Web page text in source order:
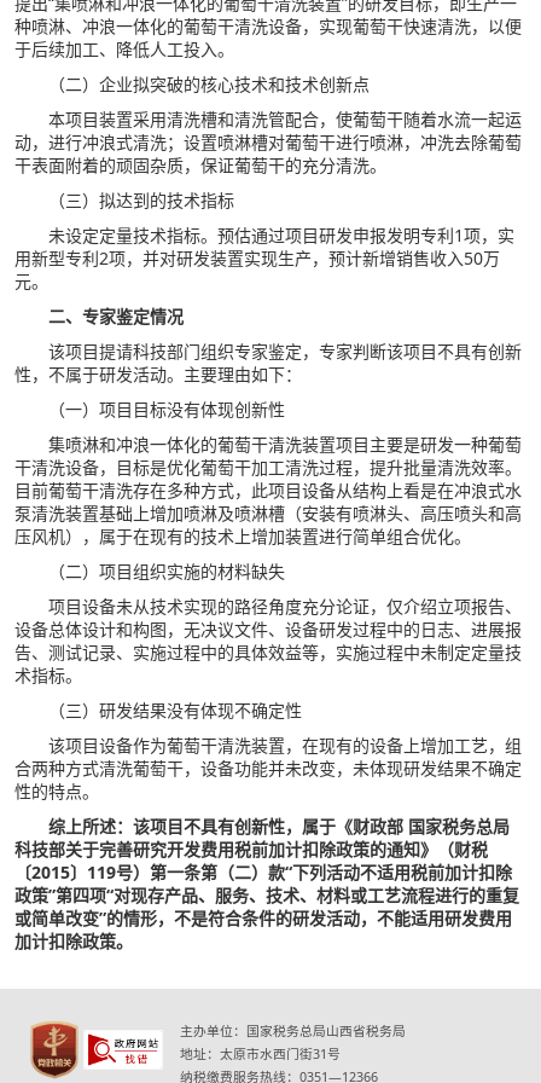
种喷淋、冲浪一体化的葡萄干清洗设备，实现葡萄干快速清洗，以便
于后续加工、降低人工投入。
（二）企业拟突破的核心技术和技术创新点
本项目装置采用清洗槽和清洗管配合，使葡萄干随着水流一起运
动，进行冲浪式清洗；设置喷淋槽对葡萄干进行喷淋，冲洗去除葡萄
干表面附着的顽固杂质，保证葡萄干的充分清洗。
（三）拟达到的技术指标
未设定定量技术指标。预估通过项目研发申报发明专利1项，实
用新型专利2项，并对研发装置实现生产，预计新增销售收入50万
元。
二、专家鉴定情况
该项目提请科技部门组织专家鉴定，专家判断该项目不具有创新
性，不属于研发活动。主要理由如下：
（一）项目目标没有体现创新性
集喷淋和冲浪一体化的葡萄干清洗装置项目主要是研发一种葡萄
干清洗设备，目标是优化葡萄干加工清洗过程，提升批量清洗效率。
目前葡萄干清洗存在多种方式，此项目设备从结构上看是在冲浪式水
泵清洗装置基础上增加喷淋及喷淋槽（安装有喷淋头、高压喷头和高
压风机），属于在现有的技术上增加装置进行简单组合优化。
（二）项目组织实施的材料缺失
项目设备未从技术实现的路径角度充分论证，仅介绍立项报告、
设备总体设计和构图，无决议文件、设备研发过程中的日志、进展报
告、测试记录、实施过程中的具体效益等，实施过程中未制定定量技
术指标。
（三）研发结果没有体现不确定性
该项目设备作为葡萄干清洗装置，在现有的设备上增加工艺，组
合两种方式清洗葡萄干，设备功能并未改变，未体现研发结果不确定
性的特点。
综上所述：该项目不具有创新性，属于《财政部 国家税务总局
科技部关于完善研究开发费用税前加计扣除政策的通知》（财税
〔2015〕119号）第一条第（二）款“下列活动不适用税前加计扣除
政策”第四项“对现存产品、服务、技术、材料或工艺流程进行的重复
或简单改变”的情形，不是符合条件的研发活动，不能适用研发费用
加计扣除政策。
主办单位：国家税务总局山西省税务局
地址：太原市水西门街31号
纳税缴费服务热线：0351—12366